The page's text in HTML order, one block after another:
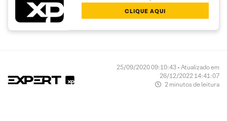
CLIQUE AQUI
25/09/2020 09:10:43 • Atualizado em
26/12/2022 14:41:07
2 minutos de leitura